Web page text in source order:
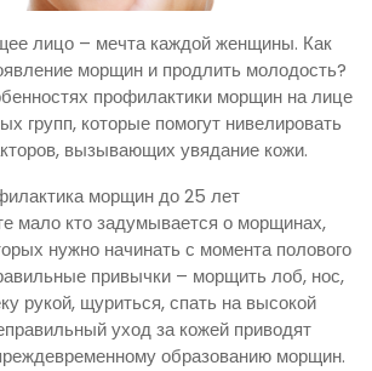
лицо – мечта каждой женщины. Как
морщин и продлить молодость?
профилактики морщин на лице
групп, которые помогут нивелировать
вызывающих увядание кожи.
морщин до 25 лет
мало кто задумывается о морщинах,
нужно начинать с момента полового
привычки – морщить лоб, нос,
рукой, щуриться, спать на высокой
уход за кожей приводят
образованию морщин.